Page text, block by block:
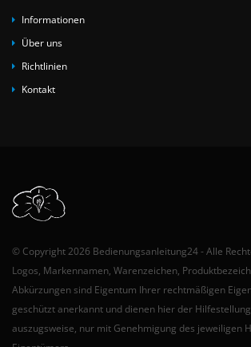
Informationen
Über uns
Richtlinien
Kontakt
© Copyright 2026 Bedienungsanleitung24 - Alle
Logos, Markennamen, Warenzeichen,
Abkürzungen sind Eigentum Ihrer rechtmäßigen
geschützt anerkannt und dienen hier der
auszugsweise, nur mit Genehmigung des jeweiligen